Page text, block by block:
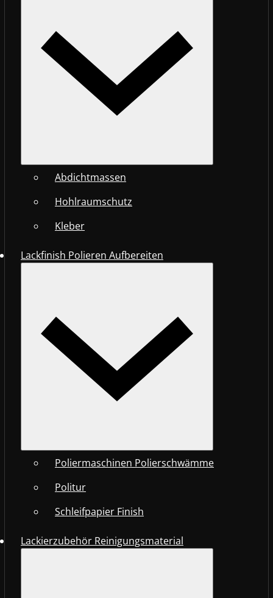
Abdichtmassen
Hohlraumschutz
Kleber
Lackfinish Polieren Aufbereiten
Poliermaschinen Polierschwämme
Politur
Schleifpapier Finish
Lackierzubehör Reinigungsmaterial